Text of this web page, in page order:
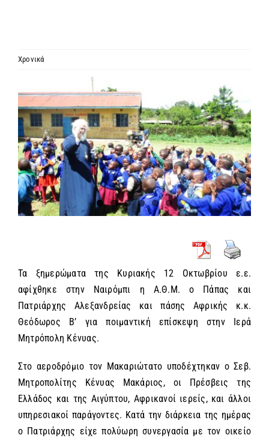
MEDIA
ΕΝΗΜΕΡΩΣΗ
ΣΥΝΔΕΣΕΙΣ
Χρονικά
μεγαλύτερης
εικόνας
Τα ξημερώματα της Κυριακής 12 Οκτωβρίου ε.ε.
αφίχθηκε στην Ναιρόμπι η Α.Θ.Μ. ο Πάπας και
Πατριάρχης Αλεξανδρείας και πάσης Αφρικής κ.κ.
Θεόδωρος Β’ για ποιμαντική επίσκεψη στην Ιερά
Μητρόπολη Κένυας.
Στο αεροδρόμιο τον Μακαριώτατο υποδέχτηκαν ο Σεβ.
Μητροπολίτης Κένυας Μακάριος, οι Πρέσβεις της
Ελλάδος και της Αιγύπτου, Αφρικανοί ιερείς, και άλλοι
υπηρεσιακοί παράγοντες. Κατά την διάρκεια της ημέρας
ο Πατριάρχης είχε πολύωρη συνεργασία με τον οικείο